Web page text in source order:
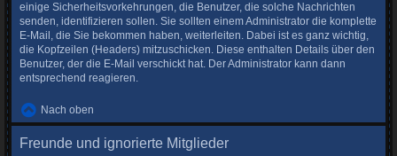
einige Sicherheitsvorkehrungen, die Benutzer, die solche Nachrichten
senden, identifizieren sollen. Sie sollten einem Administrator die komplette
E-Mail, die Sie bekommen haben, weiterleiten. Dabei ist es ganz wichtig,
die Kopfzeilen (Headers) mitzuschicken. Diese enthalten Details über den
Benutzer, der die E-Mail verschickt hat. Der Administrator kann dann
entsprechend reagieren.
Nach oben
Freunde und ignorierte Mitglieder